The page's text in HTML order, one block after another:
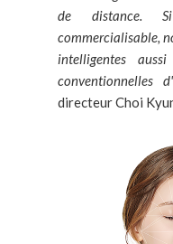
de distance.
commercialisable,
intelligentes aussi
conventionnelles
directeur Choi